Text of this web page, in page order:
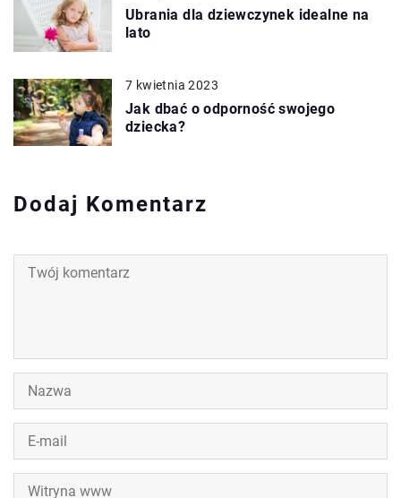
Ubrania dla dziewczynek idealne na
lato
7 kwietnia 2023
Jak dbać o odporność swojego
dziecka?
Dodaj Komentarz